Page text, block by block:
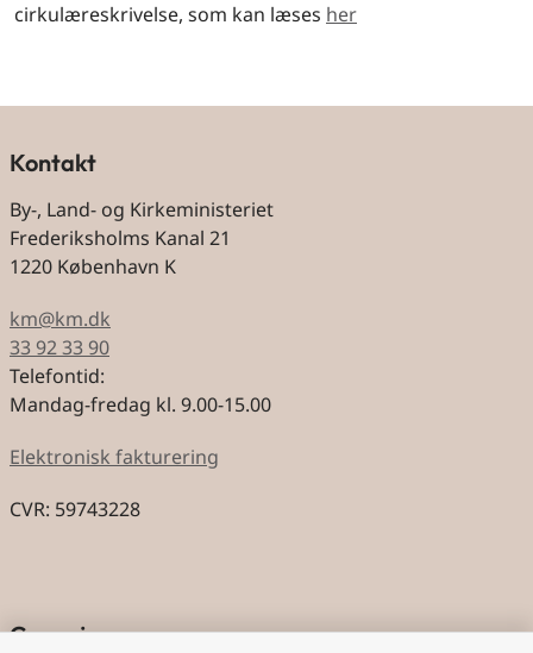
cirkulæreskrivelse, som kan læses her
Kontakt
By-, Land- og Kirkeministeriet
Frederiksholms Kanal 21
1220 København K
km@km.dk
33 92 33 90
Telefontid:
Mandag-fredag kl. 9.00-15.00
Elektronisk fakturering
CVR: 59743228
Genveje